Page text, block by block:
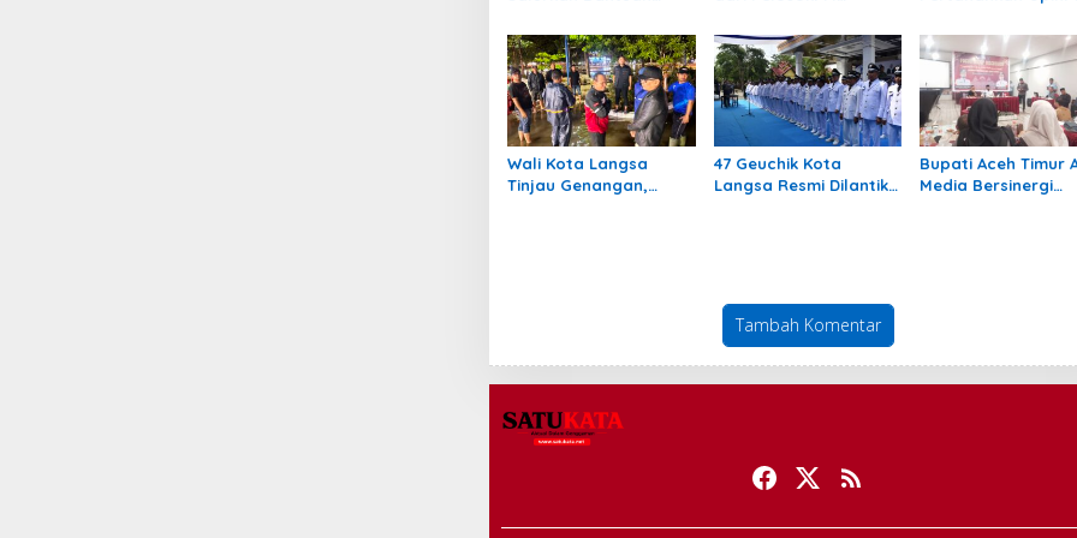
Terdampak Banjir di
Peureulak
Mengajar Mengabdi di
Pedalaman Aceh
Tamiang
Wali Kota Langsa
Tinjau Genangan,
47 Geuchik Kota
Langsa Resmi Dilantik,
Bupati Aceh Timur
Media Bersinergi
Tambah Komentar